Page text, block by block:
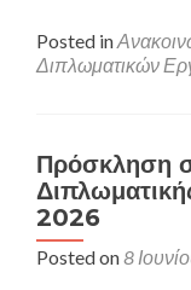
Posted in
Διπλωματικών
Πρόσκληση
2026
Posted on8